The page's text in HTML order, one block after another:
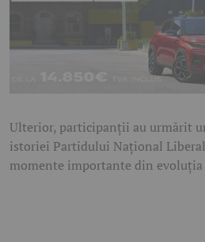
Ulterior, participanții au urmărit
istoriei Partidului Național
momente importante din